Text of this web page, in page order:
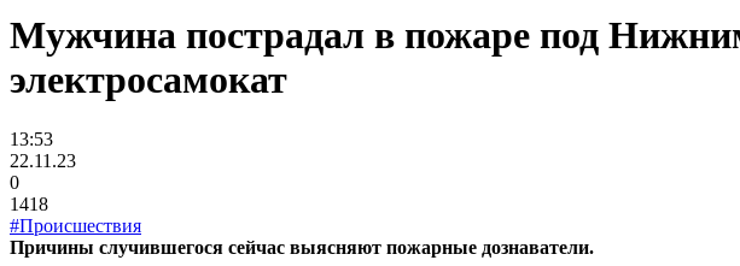
Мужчина пострадал в пожаре под
электросамокат
13:53
22.11.23
0
1418
#Происшествия
Причины случившегося сейчас выясняют пожарные дознаватели.